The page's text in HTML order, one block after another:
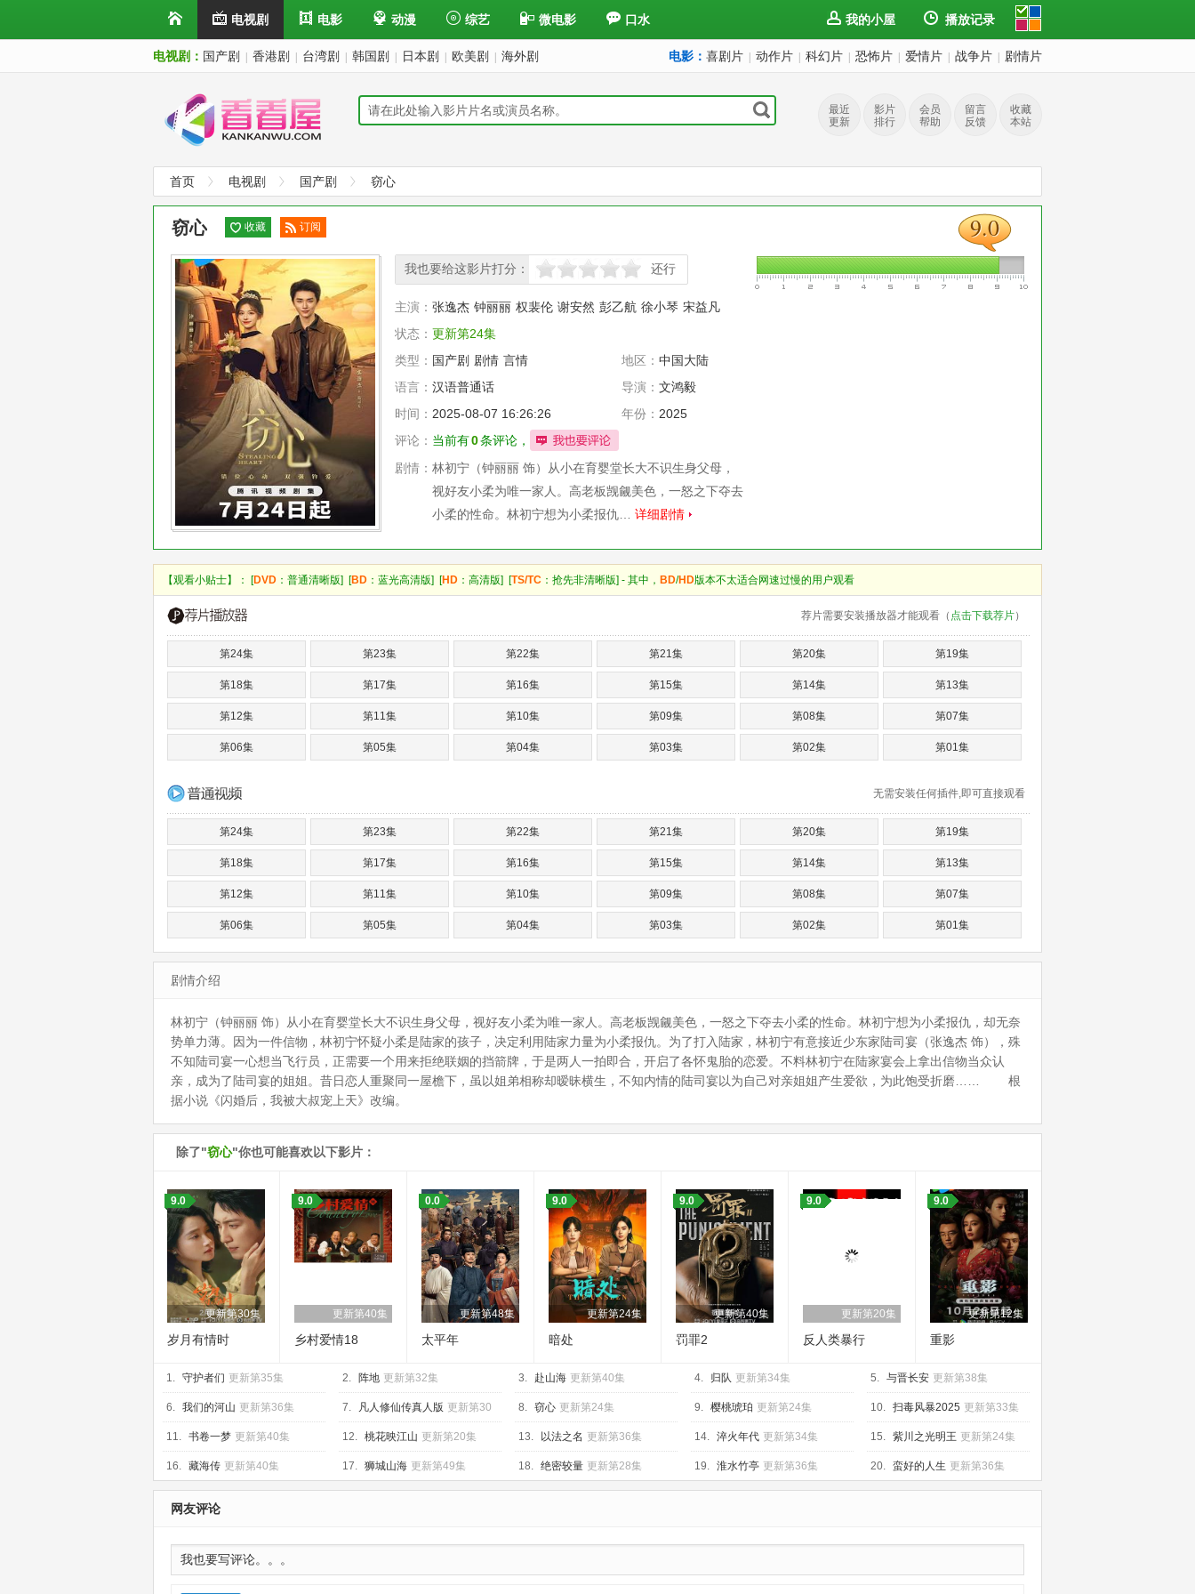
电视剧 电影 动漫 综艺 微电影 口水 我的小屋 播放记录
电视剧： 国产剧 香港剧 台湾剧 韩国剧 日本剧 欧美剧 海外剧 电影： 喜剧片 动作片 科幻片 恐怖片 爱情片 战争片 剧情片
最近
更新
影片
排行
会员
帮助
留言
反馈
收藏
本站
首页 电视剧 国产剧 窃心
9.0
9.0
窃心 收藏
订阅
阅
我也要给这影片打分：
很差较差 还行推荐 力荐 还行
主演： 张逸杰 钟丽丽 权裴伦 谢安然 彭乙航 徐小琴 宋益凡
状态： 更新第24集
类型： 国产剧 剧情 言情 地区： 中国大陆
语言： 汉语普通话 导演： 文鸿毅
时间： 2025-08-07 16:26:26 年份： 2025
评论： 当前有0条评论，
剧情： 林初宁（钟丽丽 饰）从小在育婴堂长大不识生身父母，
视好友小柔为唯一家人。高老板觊觎美色，一怒之下夺去
小柔的性命。林初宁想为小柔报仇… 详细剧情
【观看小贴士】： [DVD ：普通清晰版] [BD ：蓝光高清版] [HD ：高清版] [TS/TC ：抢先非清晰版] - 其中， BD/HD版本不太适合网速过慢的用户观看
荐片需要安装播放器才能观看（ 点击下载荐片）
第24集 第23集 第22集 第21集 第20集 第19集
第18集 第17集 第16集 第15集 第14集 第13集
第12集 第11集 第10集 第09集 第08集 第07集
第06集 第05集 第04集 第03集 第02集 第01集
无需安装任何插件,即可直接观看
第24集 第23集 第22集 第21集 第20集 第19集
第18集 第17集 第16集 第15集 第14集 第13集
第12集 第11集 第10集 第09集 第08集 第07集
第06集 第05集 第04集 第03集 第02集 第01集
剧情介绍
林初宁（钟丽丽 饰）从小在育婴堂长大不识生身父母，视好友小柔为唯一家人。高老板觊觎美色，一怒之下夺去小柔的性命。林初宁想为小柔报仇，却无奈
势单力薄。因为一件信物，林初宁怀疑小柔是陆家的孩子，决定利用陆家力量为小柔报仇。为了打入陆家，林初宁有意接近少东家陆司宴（张逸杰 饰），殊
不知陆司宴一心想当飞行员，正需要一个用来拒绝联姻的挡箭牌，于是两人一拍即合，开启了各怀鬼胎的恋爱。不料林初宁在陆家宴会上拿出信物当众认
亲，成为了陆司宴的姐姐。昔日恋人重聚同一屋檐下，虽以姐弟相称却暧昧横生，不知内情的陆司宴以为自己对亲姐姐产生爱欲，为此饱受折磨…… 根
据小说《闪婚后，我被大叔宠上天》改编。
除了"窃心"你也可能喜欢以下影片：
更新第30集
9.0
岁月有情时
更新第40集
9.0
乡村爱情18
更新第48集
0.0
太平年
更新第24集
9.0
暗处
更新第40集
9.0
罚罪2
更新第20集
9.0
反人类暴行
更新第12集
9.0
重影
1. 守护者们 更新第35集 2. 阵地 更新第32集 3. 赴山海 更新第40集 4. 归队 更新第34集 5. 与晋长安 更新第38集
6. 我们的河山 更新第36集 7. 凡人修仙传真人版 更新第30
集
8. 窃心 更新第24集 9. 樱桃琥珀 更新第24集 10. 扫毒风暴2025 更新第33集
11. 书卷一梦 更新第40集 12. 桃花映江山 更新第20集 13. 以法之名 更新第36集 14. 淬火年代 更新第34集 15. 紫川之光明王 更新第24集
16. 藏海传 更新第40集 17. 狮城山海 更新第49集 18. 绝密较量 更新第28集 19. 淮水竹亭 更新第36集 20. 蛮好的人生 更新第36集
网友评论